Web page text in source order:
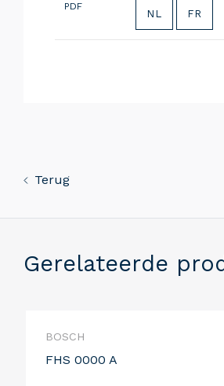
PDF
NL FR
Terug
Gerelateerde
BOSCH
FHS 0000 A